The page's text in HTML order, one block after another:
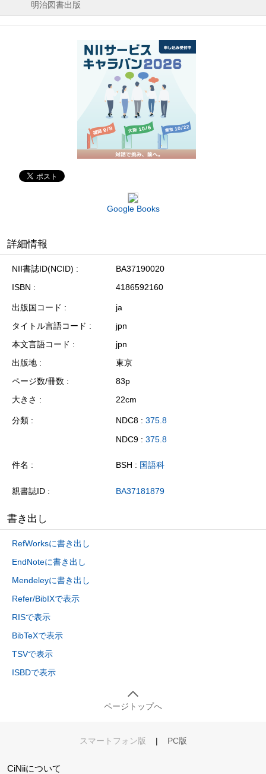
明治図書出版
Google Books
詳細情報
NII書誌ID(NCID)
BA37190020
ISBN
4186592160
出版国コード
ja
タイトル言語コード
jpn
本文言語コード
jpn
出版地
東京
ページ数/冊数
83p
大きさ
22cm
分類 NDC8 : 375.8
NDC9 : 375.8
件名 BSH : 国語科
親書誌ID BA37181879
書き出し
RefWorksに書き出し
EndNoteに書き出し
Mendeleyに書き出し
Refer/BibIXで表示
RISで表示
BibTeXで表示
TSVで表示
ISBDで表示
ページトップへ
スマートフォン版 | PC版
CiNiiについて